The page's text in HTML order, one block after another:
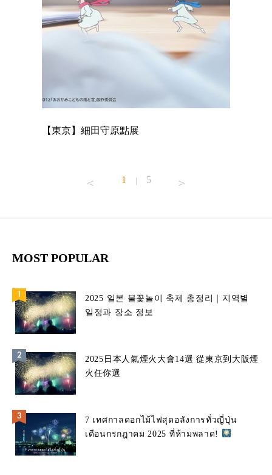
【東京】細田守原點展
1 | 5
MOST POPULAR
2025 일본 불꽃놀이 축제 총정리｜지역별
일정과 장소 정보
2025日本人氣煙火大會14選 從東京到大阪煙
火任你選
7 เทศกาลดอกไม้ไฟสุดอลังการทั่วญี่ปุ่น
เดือนกรกฎาคม 2025 ที่ห้ามพลาด!